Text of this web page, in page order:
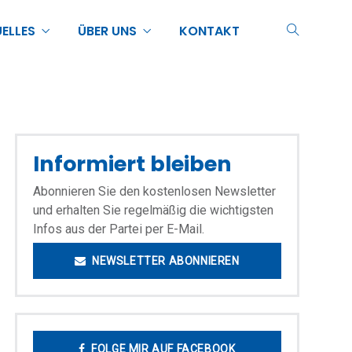
ÜBER UNS KONTAKT
Informiert bleiben
Abonnieren Sie den kostenlosen Newsletter
und erhalten Sie regelmäßig die wichtigsten
Infos aus der Partei per E-Mail.
NEWSLETTER ABONNIEREN
FOLGE MIR AUF FACEBOOK